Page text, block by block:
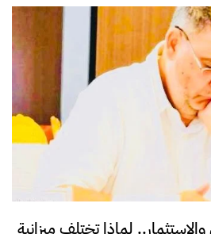
لماذا تختلف ميزانية